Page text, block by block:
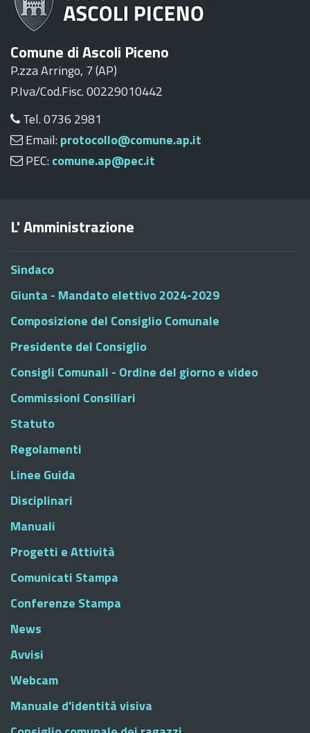
Comune di Ascoli Piceno
P.zza Arringo, 7 (AP)
P.Iva/Cod.Fisc. 00229010442
Tel. 0736 2981
Email: protocollo@comune.ap.it
PEC: comune.ap@pec.it
L' Amministrazione
Sindaco
Giunta - Mandato elettivo 2024-2029
Composizione del Consiglio Comunale
Presidente del Consiglio
Consigli Comunali - Ordine del giorno e video
Commissioni Consiliari
Statuto
Regolamenti
Linee Guida
Disciplinari
Manuali
Progetti e Attività
Comunicati Stampa
Conferenze Stampa
News
Avvisi
Webcam
Manuale d'identità visiva